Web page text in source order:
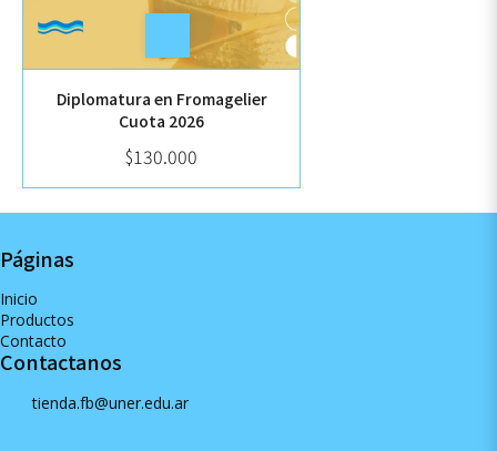
Diplomatura en Fromagelier
Cuota 2026
$130.000
Páginas
Inicio
Productos
Contacto
Contactanos
tienda.fb@uner.edu.ar